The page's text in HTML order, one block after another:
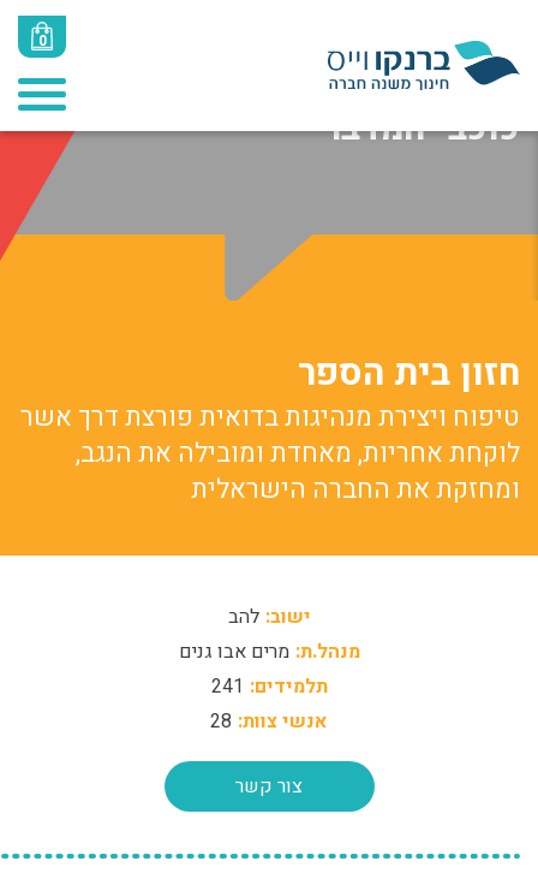
0
בתי הספר שלנו
כוכבי המדבר
חזון בית הספר
טיפוח ויצירת מנהיגות בדואית פורצת דרך אשר
לוקחת אחריות, מאחדת ומובילה את הנגב,
ומחזקת את החברה הישראלית
ישוב: להב
מנהל.ת: מרים אבו גנים
תלמידים: 241
אנשי צוות: 28
צור קשר